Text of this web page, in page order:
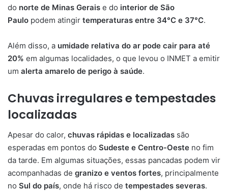
do norte de Minas Gerais e do interior de São
Paulo podem atingir temperaturas entre 34°C e 37°C.
Além disso, a umidade relativa do ar pode cair para até
20% em algumas localidades, o que levou o INMET a emitir
um alerta amarelo de perigo à saúde.
Chuvas irregulares e tempestades
localizadas
Apesar do calor, chuvas rápidas e localizadas são
esperadas em pontos do Sudeste e Centro-Oeste no fim
da tarde. Em algumas situações, essas pancadas podem vir
acompanhadas de granizo e ventos fortes, principalmente
no Sul do país, onde há risco de tempestades severas.